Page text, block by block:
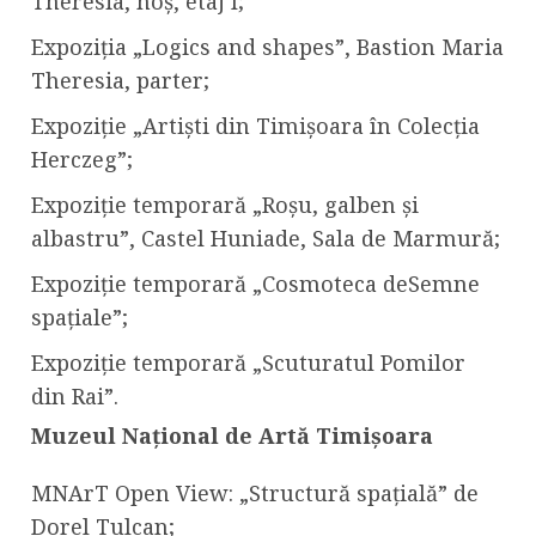
Expoziția „Logics and shapes”, Bastion Maria
Theresia, parter;
Expoziție „Artiști din Timișoara în Colecția
Herczeg”;
Expoziție temporară „Roșu, galben și
albastru”, Castel Huniade, Sala de Marmură;
Expoziție temporară „Cosmoteca deSemne
spațiale”;
Expoziție temporară „Scuturatul Pomilor
din Rai”.
Muzeul Național de Artă Timișoara
MNArT Open View: „Structură spațială” de
Dorel Tulcan;